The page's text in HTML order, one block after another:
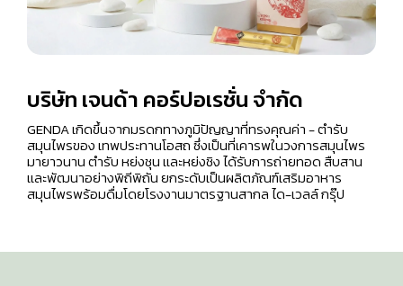
บริษัท เจนด้า คอร์ปอเรชั่น จำกัด
GENDA เกิดขึ้นจากมรดกทางภูมิปัญญาที่ทรงคุณค่า - ตำรับ
สมุนไพรของ เทพประทานโอสถ ซึ่งเป็นที่เคารพในวงการสมุนไพร
มายาวนาน ตำรับ หย่งชุน เเละหย่งชิง ได้รับการถ่ายทอด สืบสาน
เเละพัฒนาอย่างพิถีพิถัน ยกระดับเป็นผลิตภัณฑ์เสริมอาหาร
สมุนไพรพร้อมดื่มโดยโรงงานมาตรฐานสากล ได-เวลล์ กรุ๊ป